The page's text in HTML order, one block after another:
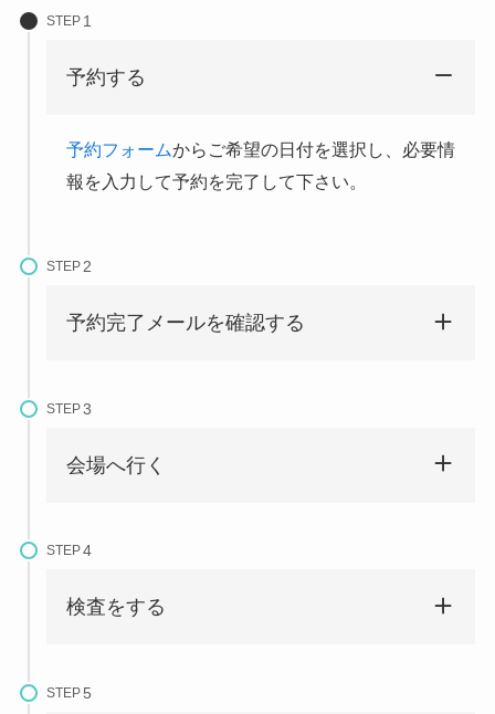
STEP
予約する
予約フォームからご希望の日付を選択し、必要情
報を入力して予約を完了して下さい。
STEP
予約完了メールを確認する
STEP
会場へ行く
STEP
検査をする
STEP